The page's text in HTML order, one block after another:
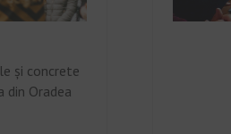
și concrete
Oradea